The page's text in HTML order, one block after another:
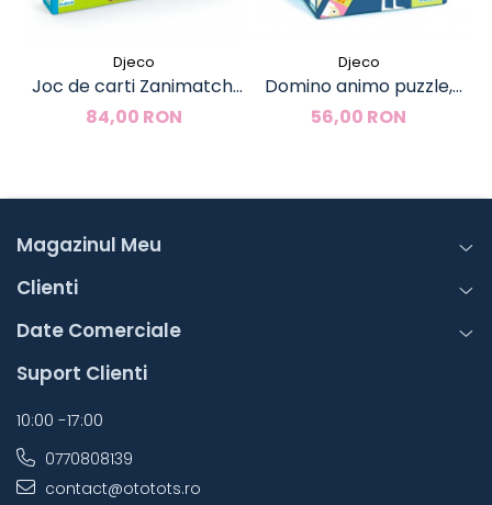
Djeco
Joc de carti Zanimatch,
Djeco
84,00 RON
Djeco
Domino animo puzzle,
Djeco
56,00 RON
Magazinul Meu
Clienti
Date Comerciale
Suport Clienti
10:00 -17:00
0770808139
contact@ototots.ro